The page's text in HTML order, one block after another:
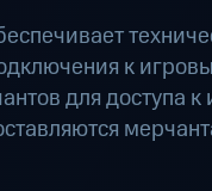
к
для доступа к